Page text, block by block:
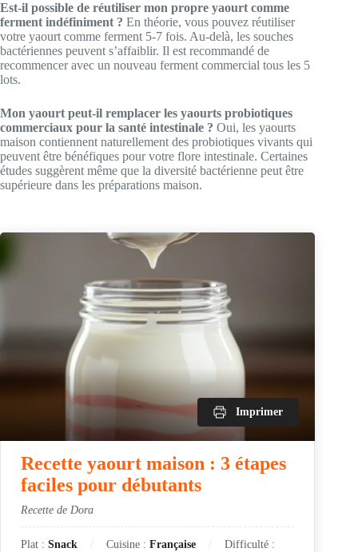
Est-il possible de réutiliser mon propre yaourt comme
ferment indéfiniment ? En théorie, vous pouvez réutiliser
votre yaourt comme ferment 5-7 fois. Au-delà, les souches
bactériennes peuvent s’affaiblir. Il est recommandé de
recommencer avec un nouveau ferment commercial tous les 5
lots.
Mon yaourt peut-il remplacer les yaourts probiotiques
commerciaux pour la santé intestinale ? Oui, les yaourts
maison contiennent naturellement des probiotiques vivants qui
peuvent être bénéfiques pour votre flore intestinale. Certaines
études suggèrent même que la diversité bactérienne peut être
supérieure dans les préparations maison.
Imprimer
Recette yaourt maison : 3 étapes
faciles pour débutants
Recette de Dora
Plat : Snack Cuisine : Française
Difficulté :